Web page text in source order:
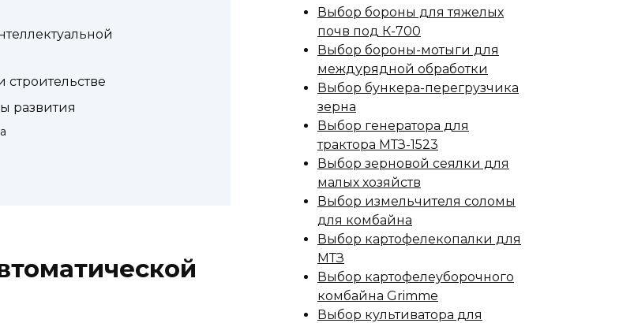
развития
Выбор бороны для тяжелых
почв под К-700
Выбор бороны-мотыги для
междурядной обработки
Выбор бункера-перегрузчика
зерна
Выбор генератора для
трактора МТЗ-1523
Выбор зерновой сеялки для
малых хозяйств
Выбор измельчителя соломы
для комбайна
Выбор картофелекопалки для
МТЗ
Выбор картофелеуборочного
комбайна Grimme
Выбор культиватора для